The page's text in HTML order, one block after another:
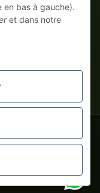
uniquement aux
(§ 13 BGB).
et se basent sur le
est l'euro (EUR).
Design by
depuis 2020
en bas à gauche).
et dans notre